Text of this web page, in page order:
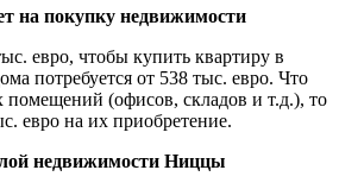
на покупку недвижимости
евро, чтобы купить квартиру в
потребуется от 538 тыс. евро. Что
помещений (офисов, складов и т.д.), то
евро на их приобретение.
недвижимости Ниццы